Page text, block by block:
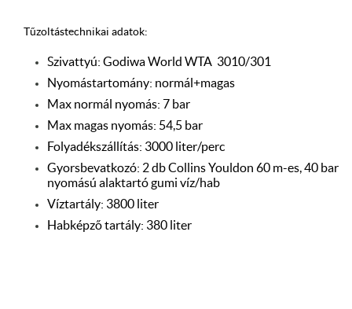
Tűzoltástechnikai adatok:
Szivattyú: Godiwa World WTA 3010/301
Nyomástartomány: normál+magas
Max normál nyomás: 7 bar
Max magas nyomás: 54,5 bar
Folyadékszállítás: 3000 liter/perc
Gyorsbevatkozó: 2 db Collins Youldon 60 m-es, 40 bar
nyomású alaktartó gumi víz/hab
Víztartály: 3800 liter
Habképző tartály: 380 liter